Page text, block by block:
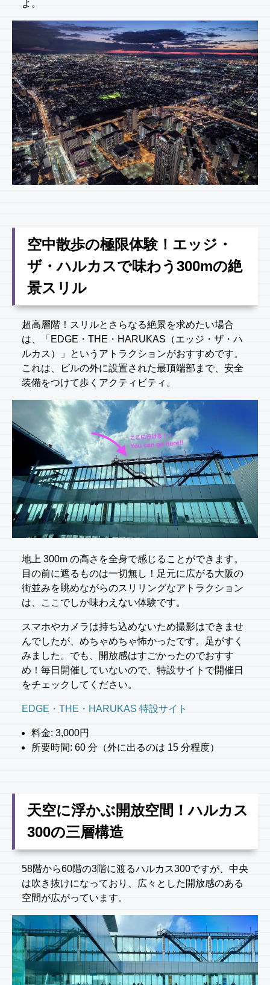
よ。
空中散歩の極限体験！エッジ・
ザ・ハルカスで味わう300mの絶
景スリル
超高層階！スリルとさらなる絶景を求めたい場合
は、「EDGE・THE・HARUKAS（エッジ・ザ・ハ
ルカス）」というアトラクションがおすすめです。
これは、ビルの外に設置された最頂端部まで、安全
装備をつけて歩くアクティビティ。
地上 300m の高さを全身で感じることができます。
目の前に遮るものは一切無し！足元に広がる大阪の
街並みを眺めながらのスリリングなアトラクション
は、ここでしか味わえない体験です。
スマホやカメラは持ち込めないため撮影はできませ
んでしたが、めちゃめちゃ怖かったです。足がすく
みました。でも、開放感はすごかったのでおすす
め！毎日開催していないので、特設サイトで開催日
をチェックしてください。
EDGE・THE・HARUKAS 特設サイト
料金: 3,000円
所要時間: 60 分（外に出るのは 15 分程度）
天空に浮かぶ開放空間！ハルカス
300の三層構造
58階から60階の3階に渡るハルカス300ですが、中央
は吹き抜けになっており、広々とした開放感のある
空間が広がっています。